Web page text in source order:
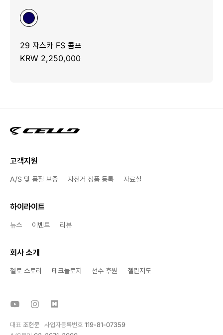
29 자스카 FS 콤프
KRW 2,250,000
고객지원
A/S 및 품질 보증 자전거 정품 등록 자료실
하이라이트
뉴스 이벤트 리뷰
회사 소개
첼로 스토리 테크놀로지 선수 후원 첼린지도
대표 조현문 사업자등록번호 119-81-07359